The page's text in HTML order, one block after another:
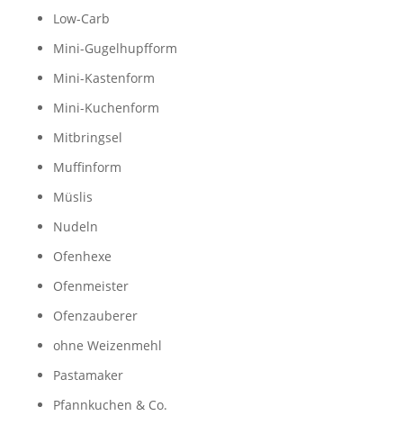
Low-Carb
Mini-Gugelhupfform
Mini-Kastenform
Mini-Kuchenform
Mitbringsel
Muffinform
Müslis
Nudeln
Ofenhexe
Ofenmeister
Ofenzauberer
ohne Weizenmehl
Pastamaker
Pfannkuchen & Co.